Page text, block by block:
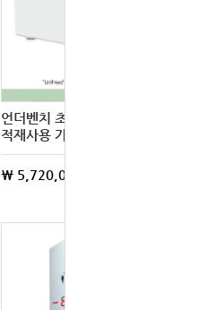
언더벤치 초저온 냉동고,
적재사용 가능, 친환경 냉매 채용
\ 5,720,000원